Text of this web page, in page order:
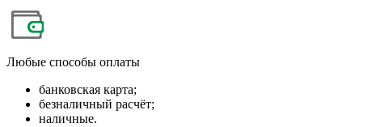
Любые способы оплаты
банковская карта;
безналичный расчёт;
наличные.